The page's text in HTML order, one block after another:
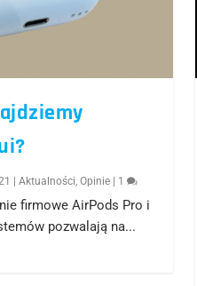
|Aktualności,Opinie 1
firmowe AirPods Pro i
pozwalają na...